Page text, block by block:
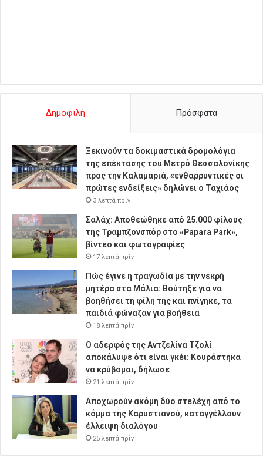
Δημοφιλή Πρόσφατα
Ξεκινούν τα δοκιμαστικά δρομολόγια
της επέκτασης του Μετρό Θεσσαλονίκης
προς την Καλαμαριά, «ενθαρρυντικές οι
πρώτες ενδείξεις» δηλώνει ο Ταχιάος
3 λεπτά πρίν
Σαλάχ: Αποθεώθηκε από 25.000 φίλους
της Τραμπζονσπόρ στο «Papara Park»,
βίντεο και φωτογραφίες
17 λεπτά πρίν
Πώς έγινε η τραγωδία με την νεκρή
μητέρα στα Μάλια: Βούτηξε για να
βοηθήσει τη φίλη της και πνίγηκε, τα
παιδιά φώναζαν για βοήθεια
18 λεπτά πρίν
Ο αδερφός της Αντζελίνα Τζολί
αποκάλυψε ότι είναι γκέι: Κουράστηκα
να κρύβομαι, δήλωσε
21 λεπτά πρίν
Αποχωρούν ακόμη δύο στελέχη από το
κόμμα της Καρυστιανού, καταγγέλλουν
έλλειψη διαλόγου
25 λεπτά πρίν